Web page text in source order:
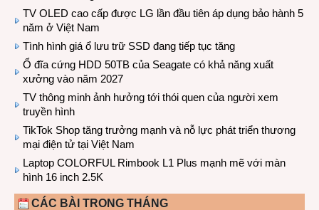
TV OLED cao cấp được LG lần đầu tiên áp dụng bảo hành 5
năm ở Việt Nam
Tình hình giá ổ lưu trữ SSD đang tiếp tục tăng
Ổ đĩa cứng HDD 50TB của Seagate có khả năng xuất
xưởng vào năm 2027
TV thông minh ảnh hưởng tới thói quen của người xem
truyền hình
TikTok Shop tăng trưởng mạnh và nỗ lực phát triển thương
mại điện tử tại Việt Nam
Laptop COLORFUL Rimbook L1 Plus mạnh mẽ với màn
hình 16 inch 2.5K
CÁC BÀI TRONG THÁNG